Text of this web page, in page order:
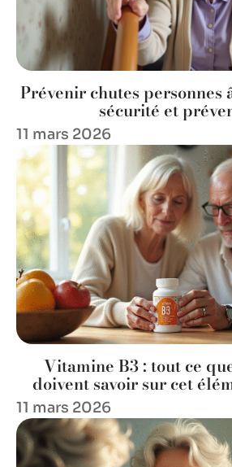
Prévenir chutes personnes
sécurité et
11 mars 2026
Vitamine B3 : tout ce
doivent savoir sur cet
11 mars 2026